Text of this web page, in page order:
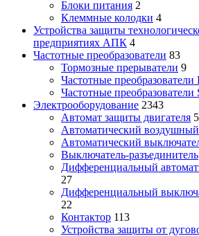
Блоки питания 2
Клеммные колодки 4
Устройства защиты
предприятиях АПК 4
Частотные преобразователи 83
Тормозные прерыватели 9
Частотные преобразователи
Частотные преобразователи
Электрооборудование 2343
Автомат защиты двигателя
Автоматический
Автоматический
Выключатель-разъединитель
Дифференциальный
27
Дифференциальный
22
Контактор 113
Устройства защиты от